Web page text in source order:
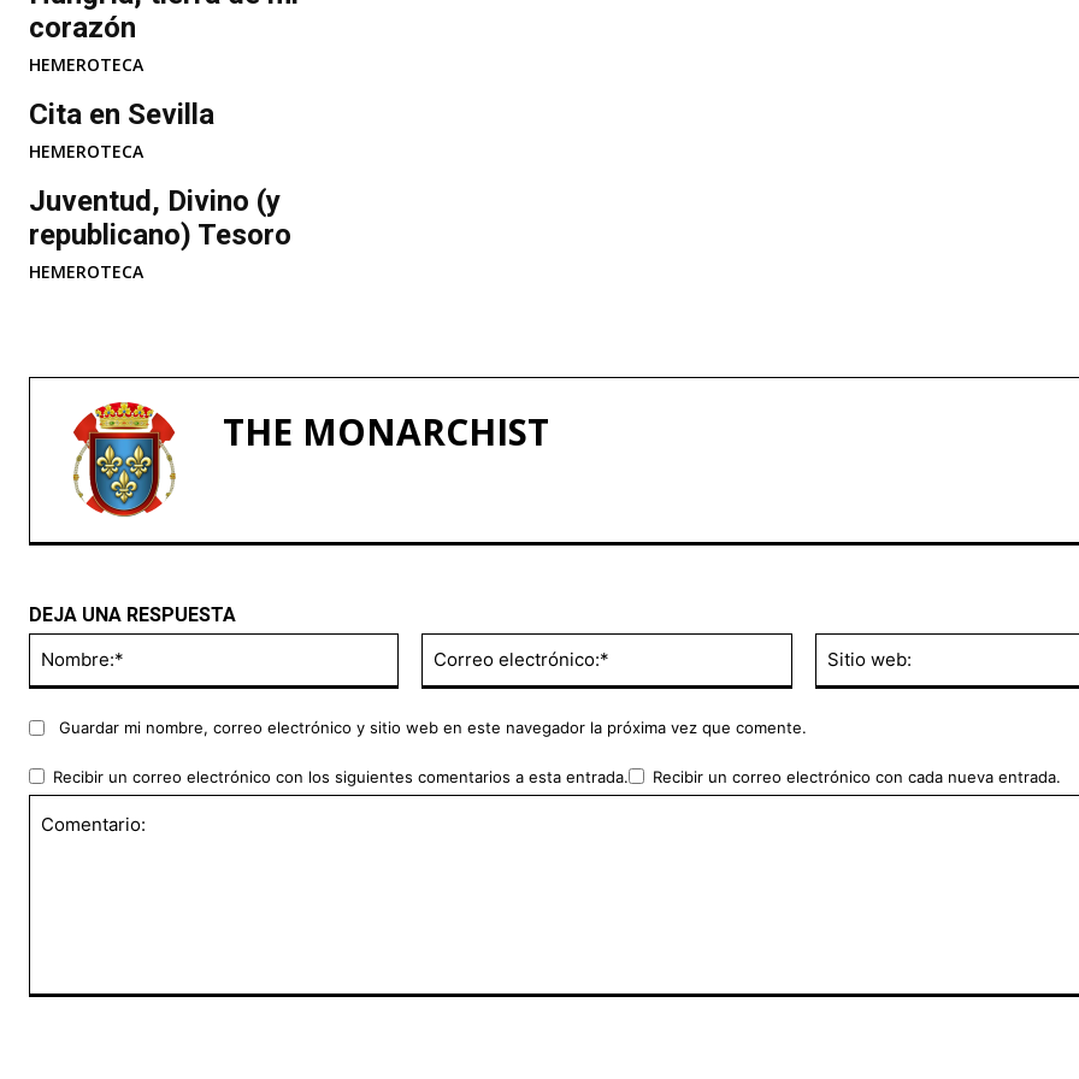
corazón
HEMEROTECA
Cita en Sevilla
HEMEROTECA
Juventud, Divino (y
republicano) Tesoro
HEMEROTECA
THE MONARCHIST
DEJA UNA RESPUESTA
electrónico:*
Guardar mi nombre, correo electrónico y sitio web en este navegador la próxima vez que comente.
Recibir un correo electrónico con los siguientes comentarios a esta entrada. Recibir un correo electrónico con cada nueva entrada.